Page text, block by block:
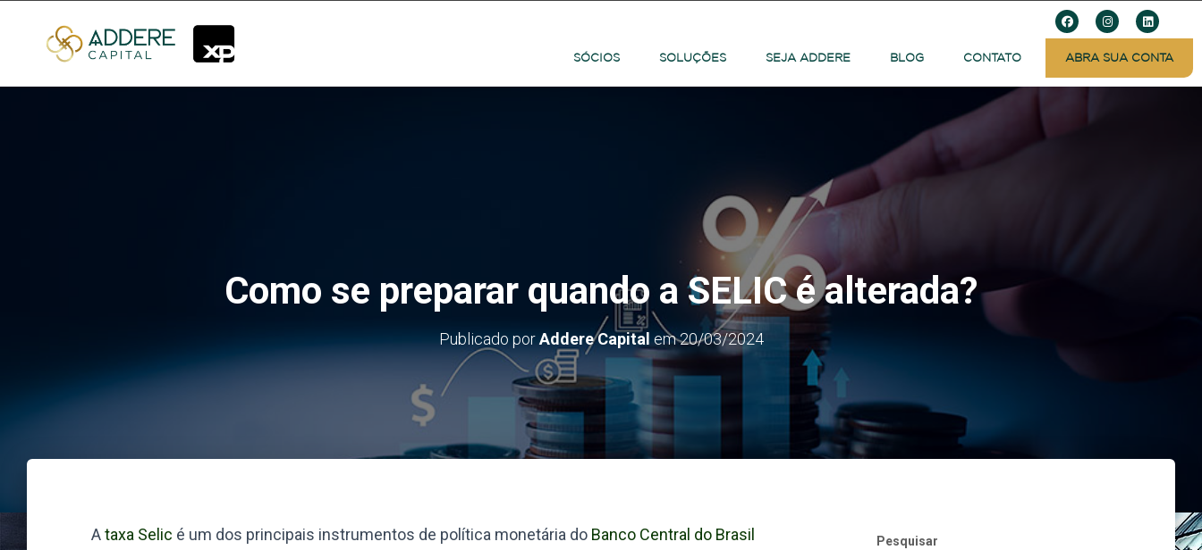
SÓCIOS SOLUÇÕES SEJA ADDERE BLOG CONTATO ABRA SUA CONTA
Como se preparar quando a SELIC é alterada?
Publicado porAddere Capital em20/03/2024
Ataxa Selic é um dos principais instrumentos de política monetária do Banco Central do Brasil
Pesquisar